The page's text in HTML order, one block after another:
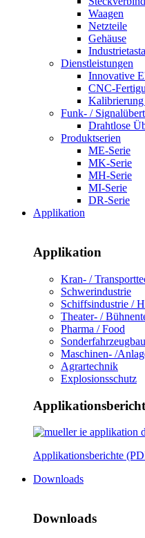
Waagen
Netzteile
Gehäuse
Dienstleistungen
Innovative
CNC-
Kalibrierung
Funk- /
Drahtlose
Produktserien
ME-Serie
MK-Serie
MH-Serie
MI-Serie
DR-Serie
Applikation
Applikation
Kran- /
Schwerindustrie
Schiffsindustrie /
Theater- /
Pharma / Food
Sonderfahrzeugbau
Maschinen- /
Agrartechnik
Explosionsschutz
Applikationsberichte
Downloads
Downloads